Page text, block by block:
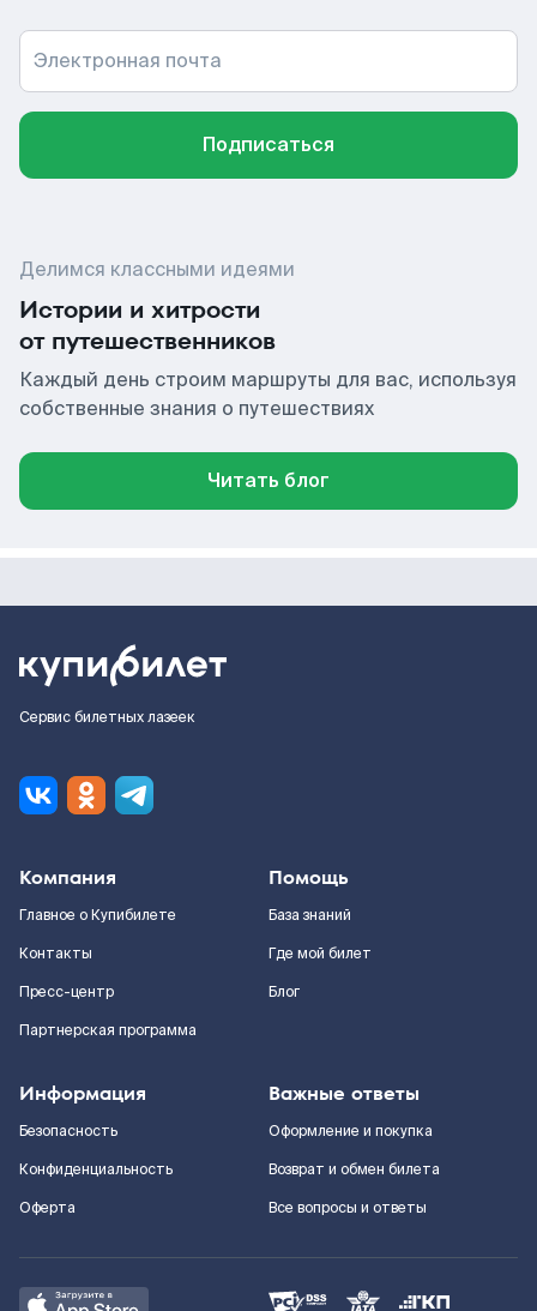
Электронная почта
Подписаться
Делимся классными идеями
Истории и хитрости
от путешественников
Каждый день строим маршруты для вас, используя
собственные знания о путешествиях
Читать блог
Сервис билетных лазеек
Компания
Главное о Купибилете
Контакты
Пресс-центр
Партнерская программа
Помощь
База знаний
Где мой билет
Блог
Информация
Безопасность
Конфиденциальность
Оферта
Важные ответы
Оформление и покупка
Возврат и обмен билета
Все вопросы и ответы